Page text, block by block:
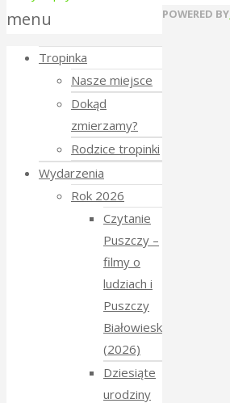
POWERED BY
Back
Top
menu
Tropinka
Nasze miejsce
Dokąd
zmierzamy?
Rodzice tropinki
Wydarzenia
Rok 2026
Czytanie
Puszczy –
filmy o
ludziach i
Puszczy
Białowieskiej
(2026)
Dziesiąte
urodziny